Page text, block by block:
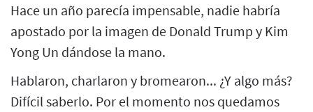
Hace un año parecía impensable, nadie habría
apostado por la imagen de Donald Trump y Kim
Yong Un dándose la mano.
Hablaron, charlaron y bromearon... ¿Y algo más?
Difícil saberlo. Por el momento nos quedamos